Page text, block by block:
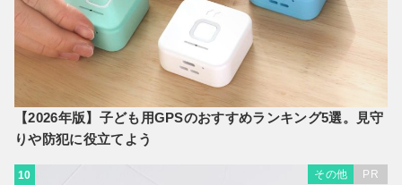
【2026年版】子ども用GPSのおすすめランキング5選。見守
りや防犯に役立てよう
10 その他 PR